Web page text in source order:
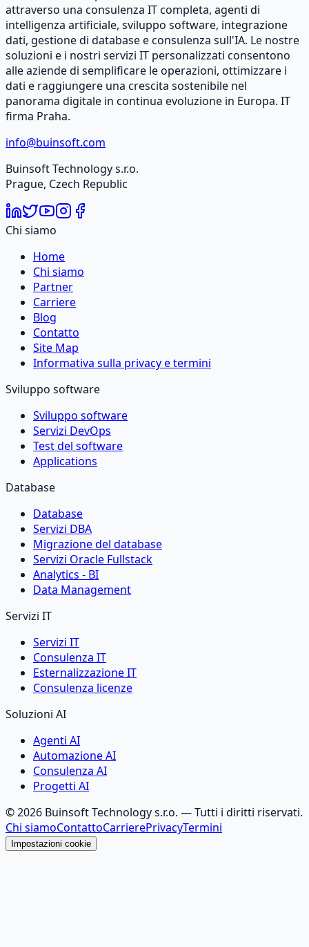
attraverso una consulenza IT completa, agenti di
intelligenza artificiale, sviluppo software, integrazione
dati, gestione di database e consulenza sull'IA. Le nostre
soluzioni e i nostri servizi IT personalizzati consentono
alle aziende di semplificare le operazioni, ottimizzare i
dati e raggiungere una crescita sostenibile nel
panorama digitale in continua evoluzione in Europa. IT
firma Praha.
info@buinsoft.com
Buinsoft Technology s.r.o.
Prague, Czech Republic
Chi siamo
Home
Chi siamo
Partner
Carriere
Blog
Contatto
Site Map
Informativa sulla privacy e termini
Sviluppo software
Sviluppo software
Servizi DevOps
Test del software
Applications
Database
Database
Servizi DBA
Migrazione del database
Servizi Oracle Fullstack
Analytics - BI
Data Management
Servizi IT
Servizi IT
Consulenza IT
Esternalizzazione IT
Consulenza licenze
Soluzioni AI
Agenti AI
Automazione AI
Consulenza AI
Progetti AI
©2026 Buinsoft Technology s.r.o. — Tutti i diritti riservati.
Chi siamoContattoCarrierePrivacyTermini
Impostazioni cookie